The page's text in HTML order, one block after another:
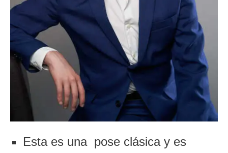
Esta es una pose clásica y es